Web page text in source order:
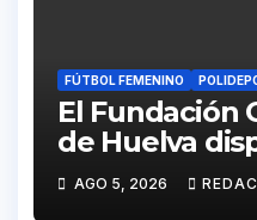
FÚTBOL FEMENINO
El Fundación
de Huelva
de Andalucía
Antonio
AGO 5, 2026